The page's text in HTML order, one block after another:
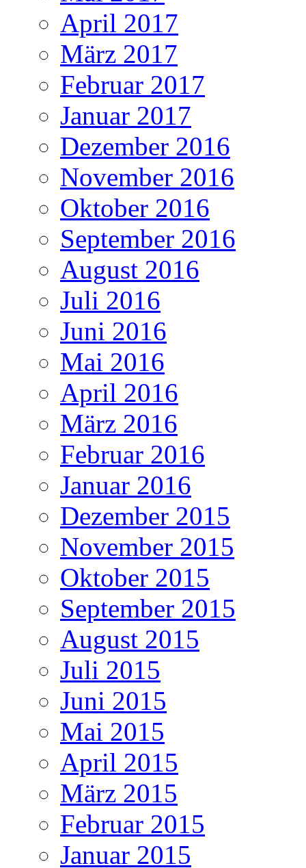
April 2017
März 2017
Februar 2017
Januar 2017
Dezember 2016
November 2016
Oktober 2016
September 2016
August 2016
Juli 2016
Juni 2016
Mai 2016
April 2016
März 2016
Februar 2016
Januar 2016
Dezember 2015
November 2015
Oktober 2015
September 2015
August 2015
Juli 2015
Juni 2015
Mai 2015
April 2015
März 2015
Februar 2015
Januar 2015